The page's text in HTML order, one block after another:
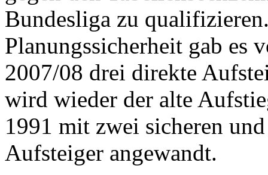
Bundesliga zu
Planungssicherheit gab es
2007/08 drei direkte
wird wieder der alte
1991 mit zwei sicheren
Aufsteiger angewandt.